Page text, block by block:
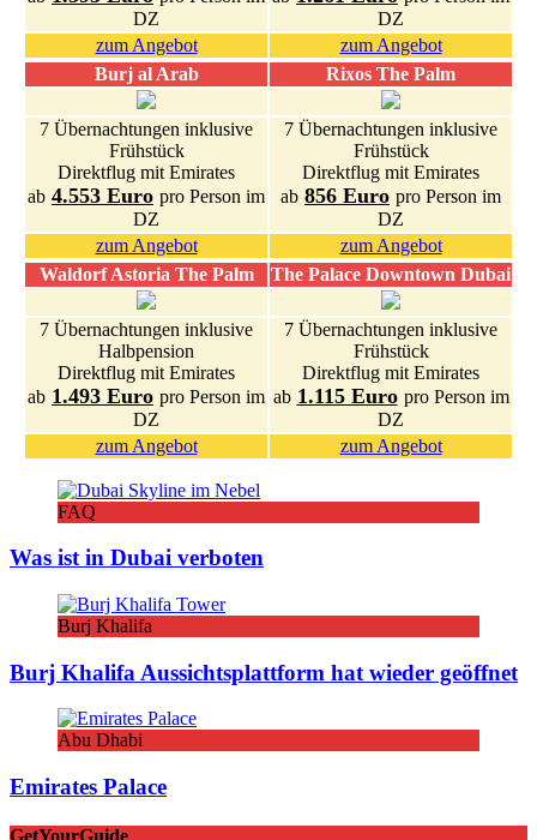
DZ
DZ
zum Angebot
zum Angebot
Burj al Arab
Rixos The Palm
7 Übernachtungen inklusive
Frühstück
Direktflug mit Emirates
ab 4.553 Euro pro Person im
DZ
7 Übernachtungen inklusive
Frühstück
Direktflug mit Emirates
ab 856 Euro pro Person im
DZ
zum Angebot
zum Angebot
Waldorf Astoria The Palm
The Palace Downtown Dubai
7 Übernachtungen inklusive
Halbpension
Direktflug mit Emirates
ab 1.493 Euro pro Person im
DZ
7 Übernachtungen inklusive
Frühstück
Direktflug mit Emirates
ab 1.115 Euro pro Person im
DZ
zum Angebot
zum Angebot
FAQ
Was ist in Dubai verboten
Burj Khalifa
Burj Khalifa Aussichtsplattform hat wieder geöffnet
Abu Dhabi
Emirates Palace